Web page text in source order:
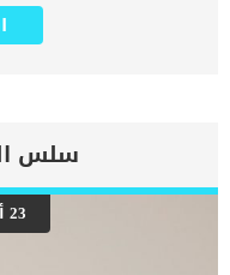
السامة التى تؤذى القط
الاجسام فى البشر
الدمحصوات
عظمية بالقرب من
الكالسيوم عند قطتك. إذا
السهل ان يكتشفه
بالدوكسيسيكلين “ملف
نتائج التحاليل الاخرى
سلس
23 أغسطس 2022